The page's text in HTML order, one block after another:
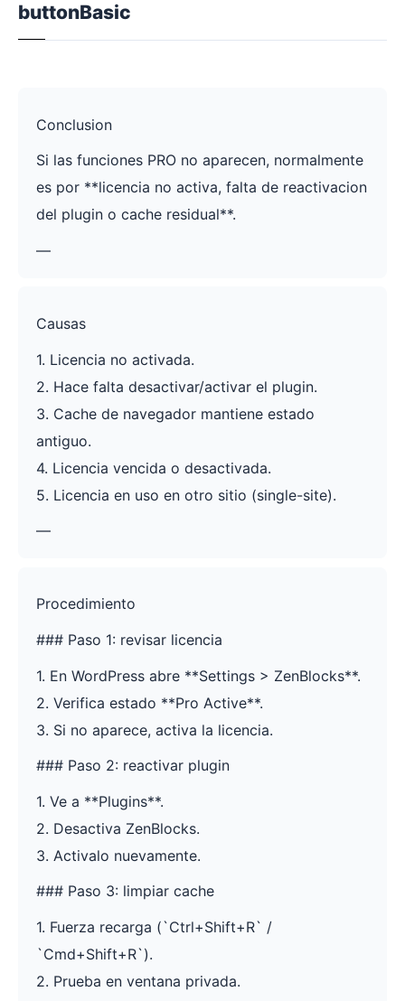
buttonBasic
Conclusion
Si las funciones PRO no aparecen, normalmente
es por **licencia no activa, falta de reactivacion
del plugin o cache residual**.
—
Causas
1. Licencia no activada.
2. Hace falta desactivar/activar el plugin.
3. Cache de navegador mantiene estado
antiguo.
4. Licencia vencida o desactivada.
5. Licencia en uso en otro sitio (single-site).
—
Procedimiento
### Paso 1: revisar licencia
1. En WordPress abre **Settings > ZenBlocks**.
2. Verifica estado **Pro Active**.
3. Si no aparece, activa la licencia.
### Paso 2: reactivar plugin
1. Ve a **Plugins**.
2. Desactiva ZenBlocks.
3. Activalo nuevamente.
### Paso 3: limpiar cache
1. Fuerza recarga (`Ctrl+Shift+R` /
`Cmd+Shift+R`).
2. Prueba en ventana privada.